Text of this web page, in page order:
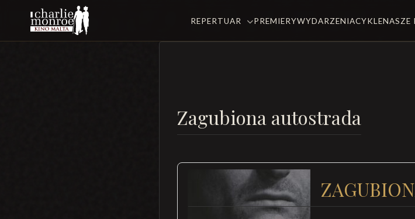
REPERTUAR PREMIERYWYDARZENIACYKLENASZE
Zagubiona autostrada